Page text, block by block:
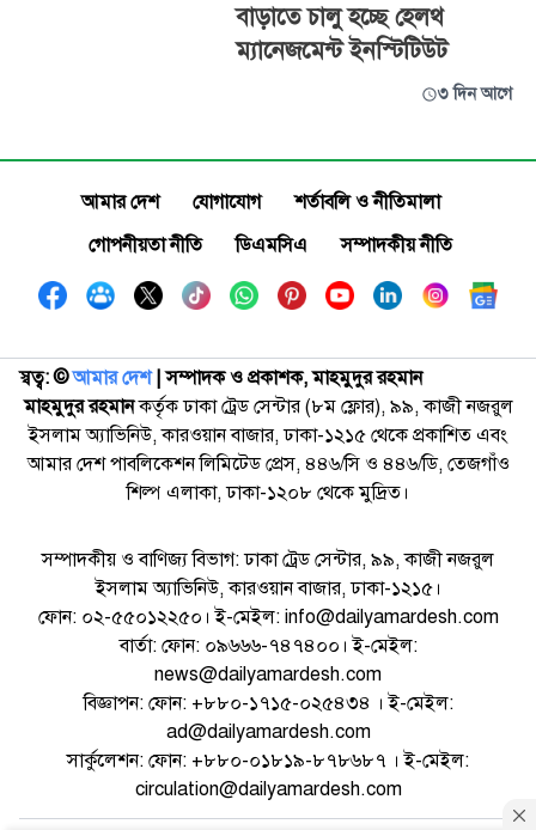
বাড়াতে চালু হচ্ছে হেলথ
ম্যানেজমেন্ট ইনস্টিটিউট
৩ দিন আগে
আমার দেশ যোগাযোগ
শর্তাবলি ও নীতিমালা
গোপনীয়তা নীতি
ডিএমসিএ সম্পাদকীয় নীতি
স্বত্ব: ©️আমার দেশ| সম্পাদক ও প্রকাশক, মাহমুদুর রহমান
মাহমুদুর রহমানকর্তৃক ঢাকা ট্রেড সেন্টার (৮ম ফ্লোর), ৯৯, কাজী নজরুল
ইসলাম অ্যাভিনিউ, কারওয়ান বাজার, ঢাকা-১২১৫ থেকে প্রকাশিত এবং
আমার দেশ পাবলিকেশন লিমিটেড প্রেস, ৪৪৬/সি ও ৪৪৬/ডি, তেজগাঁও
শিল্প এলাকা, ঢাকা-১২০৮ থেকে মুদ্রিত।
সম্পাদকীয় ও বাণিজ্য বিভাগ: ঢাকা ট্রেড সেন্টার, ৯৯, কাজী নজরুল
ইসলাম অ্যাভিনিউ, কারওয়ান বাজার, ঢাকা-১২১৫।
ফোন: ০২-৫৫০১২২৫০। ই-মেইল: info@dailyamardesh.com
বার্তা: ফোন: ০৯৬৬৬-৭৪৭৪০০। ই-মেইল:
news@dailyamardesh.com
বিজ্ঞাপন: ফোন: +৮৮০-১৭১৫-০২৫৪৩৪ । ই-মেইল:
ad@dailyamardesh.com
সার্কুলেশন: ফোন: +৮৮০-০১৮১৯-৮৭৮৬৮৭ । ই-মেইল:
circulation@dailyamardesh.com